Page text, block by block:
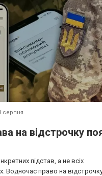
серпня
на відстрочку
підстав, а не всіх
Водночас право на